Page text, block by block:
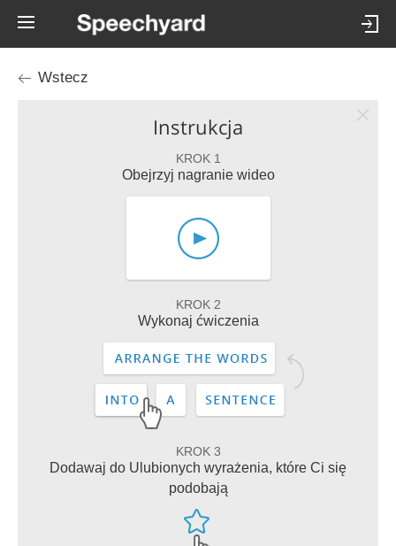
Wstecz
Instrukcja
KROK 1
Obejrzyj nagranie wideo
KROK 2
Wykonaj ćwiczenia
KROK 3
Dodawaj do Ulubionych wyrażenia, które Ci się
podobają